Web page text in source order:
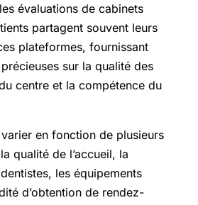
évaluations de cabinets
partagent souvent leurs
plateformes, fournissant
sur la qualité des
centre et la compétence du
en fonction de plusieurs
qualité de l’accueil, la
les équipements
d’obtention de rendez-